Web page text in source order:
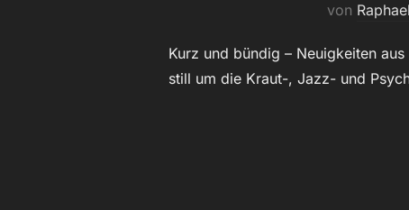
von
Kurz und bündig – Neuigkeiten
still um die Kraut-, Jazz- und